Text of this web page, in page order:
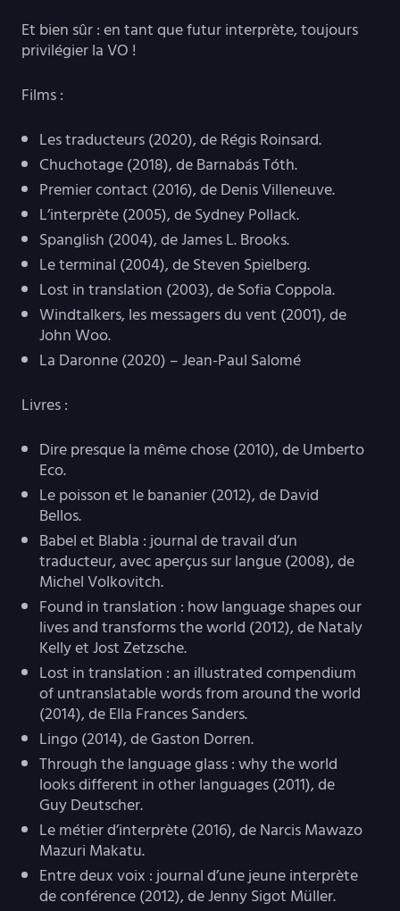
Et bien sûr : en tant que futur interprète, toujours
privilégier la VO !
Films :
Les traducteurs (2020), de Régis Roinsard.
Chuchotage (2018), de Barnabás Tóth.
Premier contact (2016), de Denis Villeneuve.
L’interprète (2005), de Sydney Pollack.
Spanglish (2004), de James L. Brooks.
Le terminal (2004), de Steven Spielberg.
Lost in translation (2003), de Sofia Coppola.
Windtalkers, les messagers du vent (2001), de
John Woo.
La Daronne (2020) – Jean-Paul Salomé
Livres :
Dire presque la même chose (2010), de Umberto
Eco.
Le poisson et le bananier (2012), de David
Bellos.
Babel et Blabla : journal de travail d’un
traducteur, avec aperçus sur langue (2008), de
Michel Volkovitch.
Found in translation : how language shapes our
lives and transforms the world (2012), de Nataly
Kelly et Jost Zetzsche.
Lost in translation : an illustrated compendium
of untranslatable words from around the world
(2014), de Ella Frances Sanders.
Lingo (2014), de Gaston Dorren.
Through the language glass : why the world
looks different in other languages (2011), de
Guy Deutscher.
Le métier d’interprète (2016), de Narcis Mawazo
Mazuri Makatu.
Entre deux voix : journal d’une jeune interprète
de conférence (2012), de Jenny Sigot Müller.